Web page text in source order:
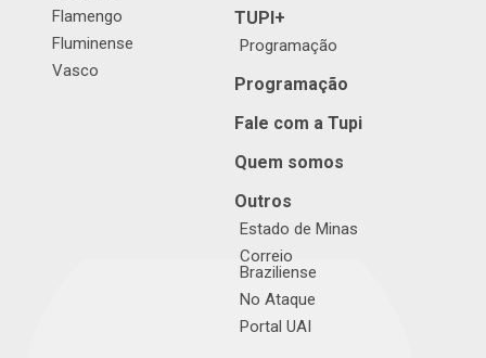
Flamengo
Fluminense
Vasco
TUPI+
Programação
Programação
Fale com a Tupi
Quem somos
Outros
Estado de Minas
Correio
Braziliense
No Ataque
Portal UAI